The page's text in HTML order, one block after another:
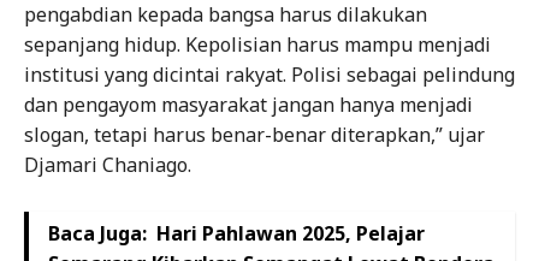
pengabdian kepada bangsa harus dilakukan
sepanjang hidup. Kepolisian harus mampu menjadi
institusi yang dicintai rakyat. Polisi sebagai pelindung
dan pengayom masyarakat jangan hanya menjadi
slogan, tetapi harus benar-benar diterapkan,” ujar
Djamari Chaniago.
Baca Juga: Hari Pahlawan 2025, Pelajar